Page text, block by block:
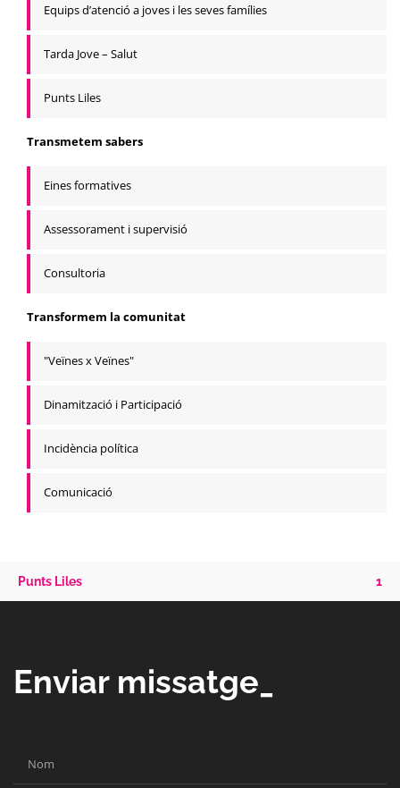
Equips d’atenció a joves i les seves famílies
Tarda Jove – Salut
Punts Liles
Transmetem sabers
Eines formatives
Assessorament i supervisió
Consultoria
Transformem la comunitat
"Veïnes x Veïnes"
Dinamització i Participació
Incidència política
Comunicació
Punts Liles 1
Enviar missatge_